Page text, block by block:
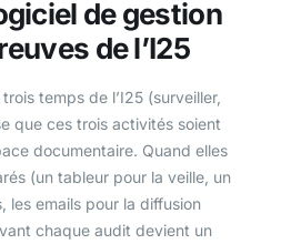
de gestion
de l’I25
temps de l’I25 (surveiller,
que ces trois activités soient
documentaire. Quand elles
(un tableur pour la veille, un
les emails pour la diffusion
chaque audit devient un